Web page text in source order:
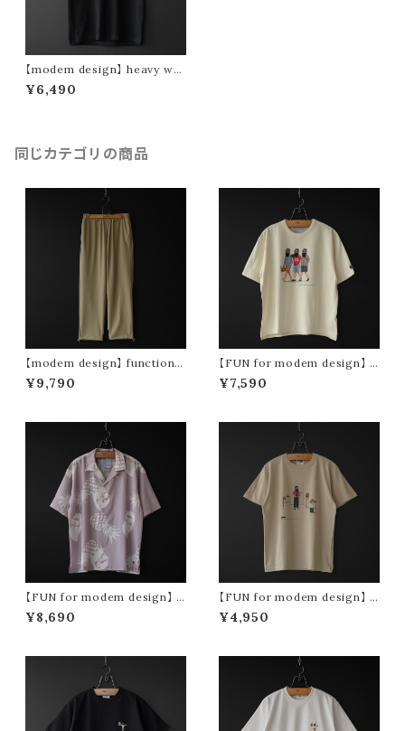
【modem design】 heavy wei
ght tee -usa cotton- (blac
k)
¥6,490
同じカテゴリの商品
【modem design】 functional
drawstring pants (beige)
¥9,790
【FUN for modem design】 f
un life oji tee (white)
¥7,590
【FUN for modem design】 p
ine oji s/s shirt (pink)
¥8,690
【FUN for modem design】 p
achypodium oji tee (sand)
¥4,950